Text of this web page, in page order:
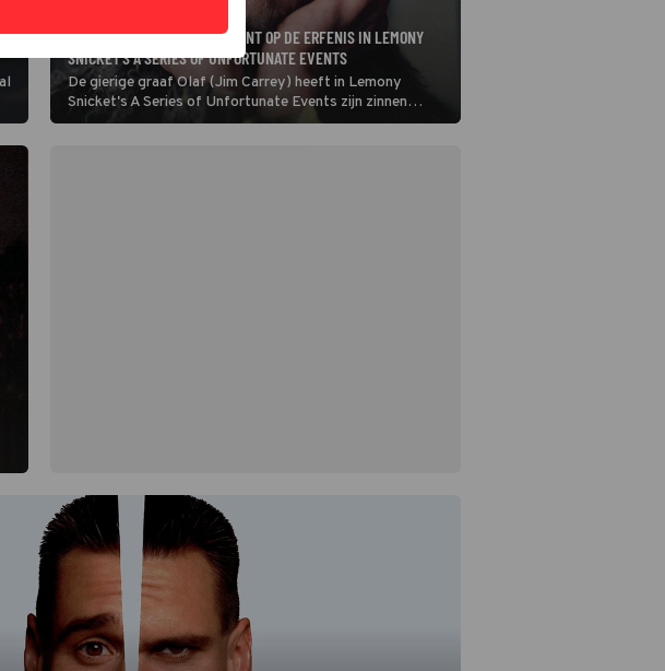
JIM CARREY HEEFT HET GEMUNT OP DE ERFENIS IN LEMONY
SNICKET'S A SERIES OF UNFORTUNATE EVENTS
De gierige graaf Olaf (Jim Carrey) heeft in Lemony
Snicket's A Series of Unfortunate Events zijn zinnen
gezet op het geld van de kinderen die hij in huis heeft